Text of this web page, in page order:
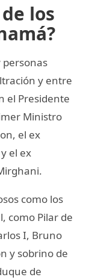
los
personas
y entre
el Presidente
Ministro
el ex
el ex
como los
como Pilar de
I, Bruno
y sobrino de
de